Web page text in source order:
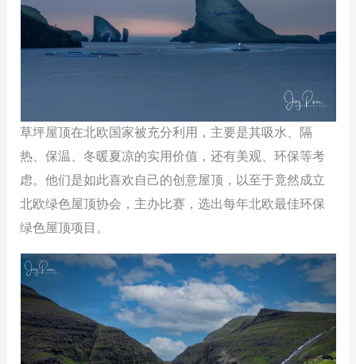
草坪屋顶在北欧国家被充分利用，主要是其吸水、隔
热、保温、冬暖夏凉的实用价值，还有美观、环保等考
虑。他们是如此喜欢自己的创意屋顶，以至于竟然成立
北欧绿色屋顶协会，主办比赛，选出每年北欧最佳环保
绿色屋顶项目。